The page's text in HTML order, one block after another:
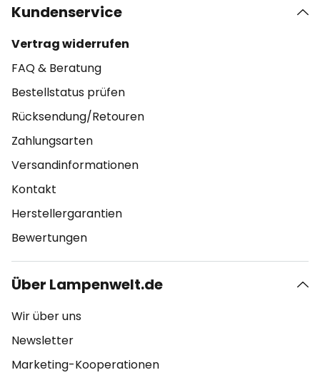
Kundenservice
Vertrag widerrufen
FAQ & Beratung
Bestellstatus prüfen
Rücksendung/Retouren
Zahlungsarten
Versandinformationen
Kontakt
Herstellergarantien
Bewertungen
Über Lampenwelt.de
Wir über uns
Newsletter
Marketing-Kooperationen